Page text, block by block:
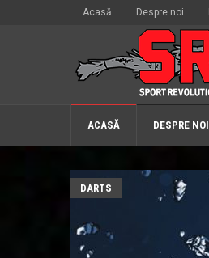
Acasă Despre noi
ACASĂ DESPRE NOI
DARTS